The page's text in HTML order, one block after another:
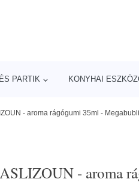
PARTIK KONYHAI
- aroma rágógumi 35ml -
- aroma